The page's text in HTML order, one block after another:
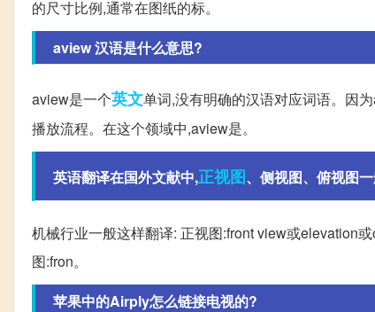
的尺寸比例,通常在图纸的标。
aview 汉语是什么意思?
aview是一个英文单词,没有明确的汉语对应词语。因
播放流程。在这个领域中,aview是。
英语翻译在国外文献中,正视图、侧视图、俯视图
机械行业一般这样翻译: 正视图:front view或elevation
图:fron。
苹果中的Airply怎么链接电视的?